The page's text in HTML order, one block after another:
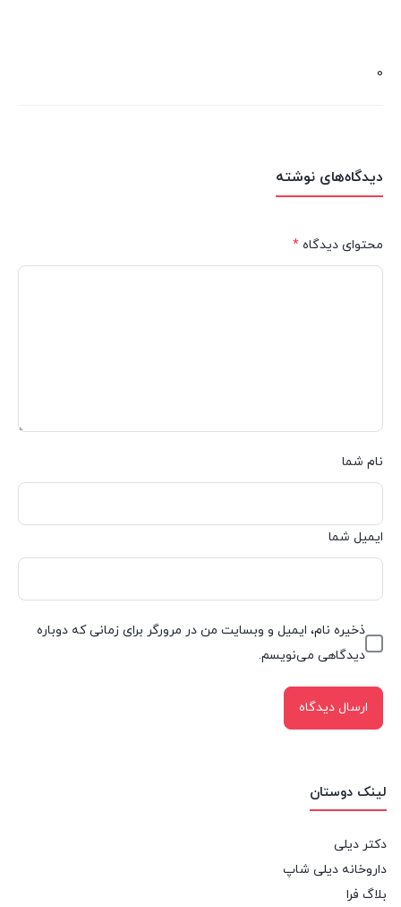
لینک دوستان
دکتر دیلی
داروخانه دیلی شاپ
بلاگ فرا
0
دیدگاه‌های نوشته
محتوای دیدگاه *
نام شما
ایمیل شما
ذخیره نام، ایمیل و وبسایت من در مرورگر برای زمانی که دوباره
دیدگاهی می‌نویسم.